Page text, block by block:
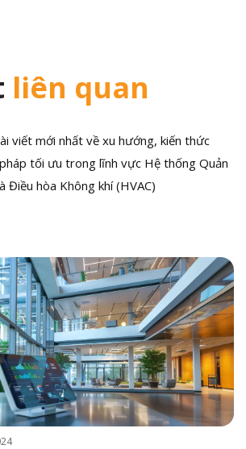
liên quan
viết mới nhất về xu hướng, kiến thức
tối ưu trong lĩnh vực Hệ thống Quản
Điều hòa Không khí (HVAC)